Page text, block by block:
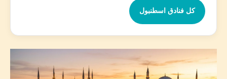
كل فنادق اسطنبول